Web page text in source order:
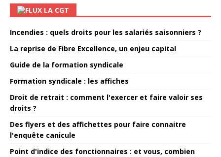
LA CGT
Incendies : quels droits pour les salariés saisonniers ?
La reprise de Fibre Excellence, un enjeu capital
Guide de la formation syndicale
Formation syndicale : les affiches
Droit de retrait : comment l'exercer et faire valoir ses
droits ?
Des flyers et des affichettes pour faire connaitre
l'enquête canicule
Point d'indice des fonctionnaires : et vous, combien